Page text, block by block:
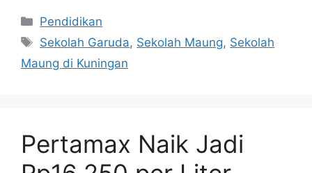
Kategori
Pendidikan
Tag
Sekolah Garuda, Sekolah Maung, Sekolah
Maung di Kuningan
Pertamax Naik Jadi